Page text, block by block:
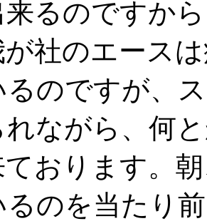
るのですか
社のエース
るのですが、
れながら、何
おります。
るのを当たり